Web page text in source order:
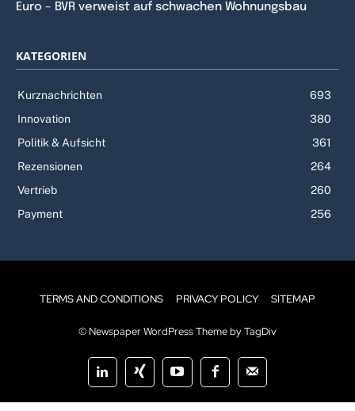
Euro – BVR verweist auf schwachen Wohnungsbau
KATEGORIEN
Kurznachrichten
693
Innovation
380
Politik & Aufsicht
361
Rezensionen
264
Vertrieb
260
Payment
256
TERMS AND CONDITIONS PRIVACY POLICY SITEMAP
© Newspaper WordPress Theme by TagDiv